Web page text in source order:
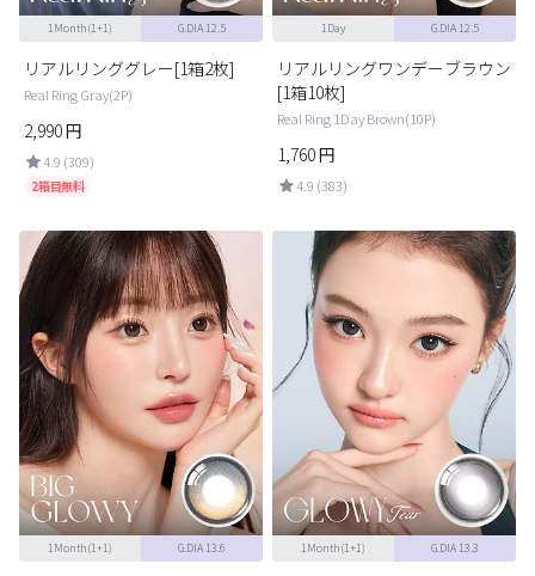
1Month(1+1) G.DIA 12.5
リアルリンググレー[1箱2枚]
Real Ring Gray(2P)
2,990円
4.9 (309)
2箱目無料
1Day G.DIA 12.5
リアルリングワンデーブラウン
[1箱10枚]
Real Ring 1Day Brown(10P)
1,760円
4.9 (383)
1Month(1+1) G.DIA 13.6 1Month(1+1) G.DIA 13.3